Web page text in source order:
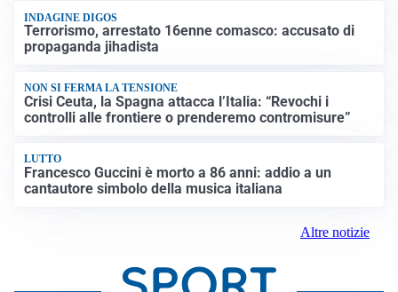
INDAGINE DIGOS
Terrorismo, arrestato 16enne comasco: accusato di
propaganda jihadista
NON SI FERMA LA TENSIONE
Crisi Ceuta, la Spagna attacca l’Italia: “Revochi i
controlli alle frontiere o prenderemo contromisure”
LUTTO
Francesco Guccini è morto a 86 anni: addio a un
cantautore simbolo della musica italiana
Altre notizie